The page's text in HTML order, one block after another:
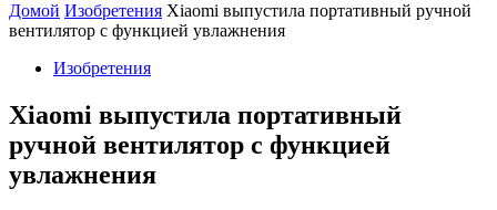
Домой Изобретения Xiaomi выпустила портативный ручной
вентилятор с функцией увлажнения
Изобретения
Xiaomi выпустила портативный
ручной вентилятор с функцией
увлажнения